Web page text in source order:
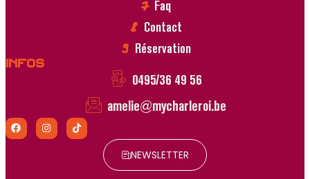
Faq
Contact
Réservation
Infos
0495/36 49 56
amelie@mycharleroi.be
NEWSLETTER